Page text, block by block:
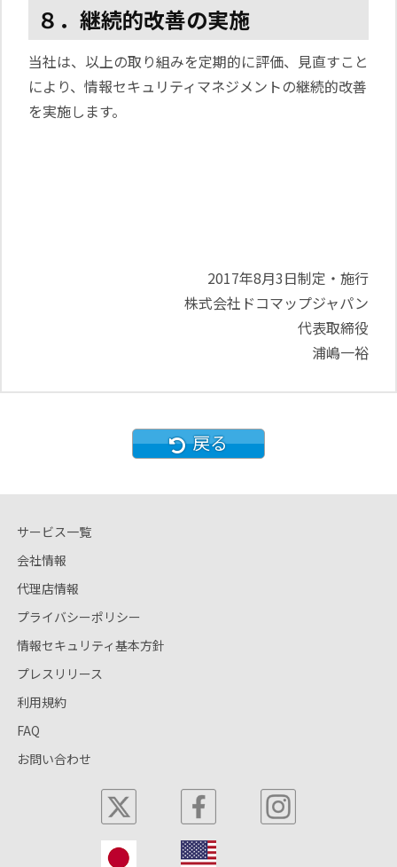
８．継続的改善の実施
当社は、以上の取り組みを定期的に評価、見直すこと
により、情報セキュリティマネジメントの継続的改善
を実施します。
2017年8月3日制定・施行
株式会社ドコマップジャパン
代表取締役
浦嶋一裕
戻る
サービス一覧
会社情報
代理店情報
プライバシーポリシー
情報セキュリティ基本方針
プレスリリース
利用規約
FAQ
お問い合わせ